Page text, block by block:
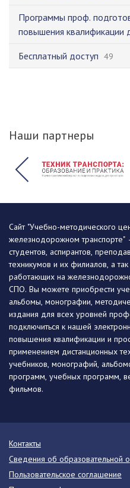
Программы проф.
повышения квалификации
Бесплатный доступ 49
Наши партнеры
Сайт "Учебно-методического
железнодорожном
студентов, аспирантов,
техникумов и их филиалов, а
работающих на
СПО. Вы можете приобрести
альбомы, монографии,
издания для всех уровней
подключиться к нашей
повышения квалификации и
применением дистанционных
учебников, монографий,
программ, учебных программ,
фильмов.
Контакты
Сведения об образовательной
Пользовательское соглашение